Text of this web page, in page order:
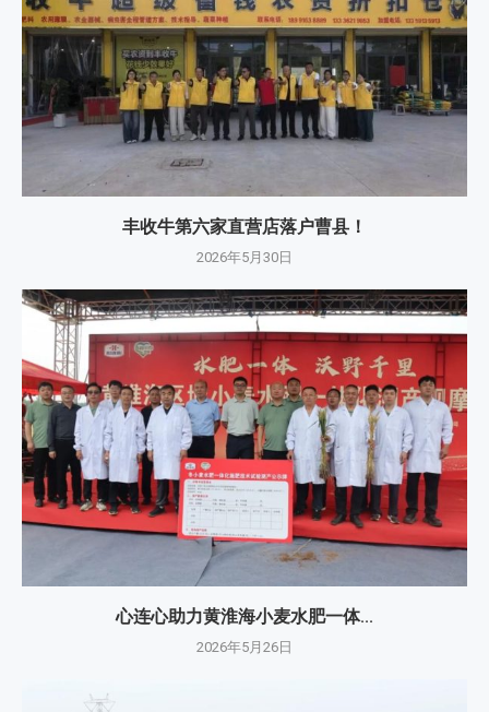
丰收牛第六家直营店落户曹县！
2026年5月30日
心连心助力黄淮海小麦水肥一体...
2026年5月26日